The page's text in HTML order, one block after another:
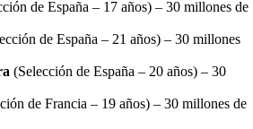
de España – 17 años) – 30 millones de
de España – 21 años) – 30 millones
(Selección de España – 20 años) – 30
de Francia – 19 años) – 30 millones de